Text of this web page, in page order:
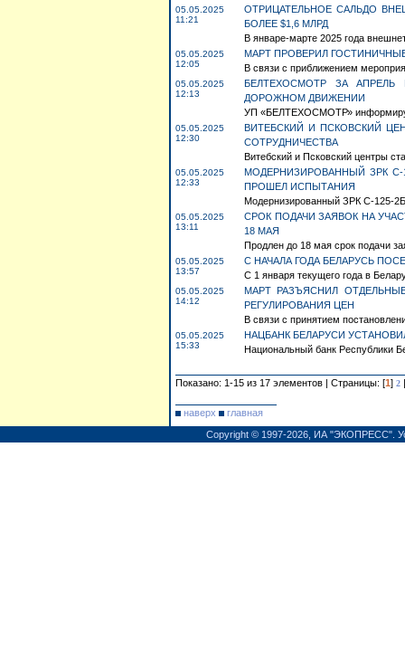
05.05.2025
11:21
ОТРИЦАТЕЛЬНОЕ САЛЬДО
БОЛЕЕ $1,6 МЛРД
В январе-марте 2025 года
05.05.2025
12:05
МАРТ ПРОВЕРИЛ
В связи с приближением
05.05.2025
12:13
БЕЛТЕХОСМОТР ЗА
ДОРОЖНОМ ДВИЖЕНИИ
УП «БЕЛТЕХОСМОТР»
05.05.2025
12:30
ВИТЕБСКИЙ И ПСКОВСКИЙ
СОТРУДНИЧЕСТВА
Витебский и Псковский центры
05.05.2025
12:33
МОДЕРНИЗИРОВАННЫЙ ЗРК
ПРОШЕЛ ИСПЫТАНИЯ
Модернизированный ЗРК С-125-
05.05.2025
13:11
СРОК ПОДАЧИ ЗАЯВОК НА
18 МАЯ
Продлен до 18 мая срок подачи
05.05.2025
13:57
С НАЧАЛА ГОДА БЕЛАРУСЬ
С 1 января текущего года в
05.05.2025
14:12
МАРТ РАЗЪЯСНИЛ
РЕГУЛИРОВАНИЯ ЦЕН
В связи с принятием
05.05.2025
15:33
НАЦБАНК БЕЛАРУСИ
Национальный банк Республики
Показано: 1-15 из 17 элементов | Страницы: [1] 2 |
наверх
главная
Copyright © 1997-2026, ИА "ЭКОПРЕСС".